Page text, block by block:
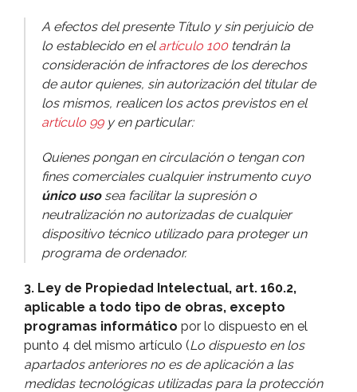
A efectos del presente Tí­tulo y sin perjuicio de
lo establecido en elartí­culo 100tendrán la
consideración de infractores de los derechos
de autor quienes, sin autorización del titular de
los mismos, realicen los actos previstos en el
artí­culo 99y en particular:
Quienes pongan en circulación o tengan con
fines comerciales cualquier instrumento cuyo
único uso sea facilitar la supresión o
neutralización no autorizadas de cualquier
dispositivo técnico utilizado para proteger un
programa de ordenador.
3. Ley de Propiedad Intelectual, art. 160.2,
aplicable a todo tipo de obras, excepto
programas informático por lo dispuesto en el
punto 4 del mismo artí­culo (Lo dispuesto en los
apartados anteriores no es de aplicación a las
medidas tecnológicas utilizadas para la protección